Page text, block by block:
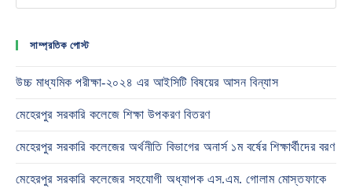
সাম্প্রতিক পোস্ট
উচ্চ মাধ্যমিক পরীক্ষা-২০২৪ এর আইসিটি বিষয়ের আসন বিন্যাস
মেহেরপুর সরকারি কলেজে শিক্ষা উপকরণ বিতরণ
মেহেরপুর সরকারি কলেজের অর্থনীতি বিভাগের অনার্স ১ম বর্ষের শিক্ষার্থীদের বরণ
মেহেরপুর সরকারি কলেজের সহযোগী অধ্যাপক এস.এম. গোলাম মোস্তফাকে